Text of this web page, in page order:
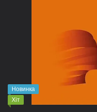
Новинка
Хіт